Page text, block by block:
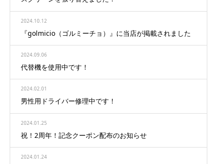
2024.10.12
『golmicio（ゴルミーチョ）』に当店が掲載されました
2024.09.06
代替機を使用中です！
2024.02.01
男性用ドライバー修理中です！
2024.01.25
祝！2周年！記念クーポン配布のお知らせ
2024.01.24